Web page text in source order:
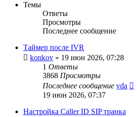
Темы
Ответы
Просмотры
Последнее сообщение
Таймер после IVR
konkov » 19 июн 2026, 07:28
1 Ответы
3868 Просмотры
Последнее сообщение vda
19 июн 2026, 07:37
Настройка Caller ID SIP транка